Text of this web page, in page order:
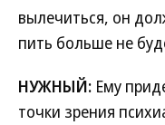
вылечиться, он
пить больше не
НУЖНЫЙ: Ему
точки зрения